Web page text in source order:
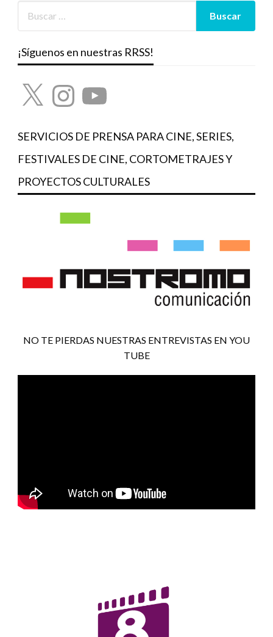
¡Síguenos en nuestras RRSS!
X InstagramYouTube
SERVICIOS DE PRENSA PARA CINE, SERIES,
FESTIVALES DE CINE, CORTOMETRAJES Y
PROYECTOS CULTURALES
NO TE PIERDAS NUESTRAS ENTREVISTAS EN YOU
TUBE